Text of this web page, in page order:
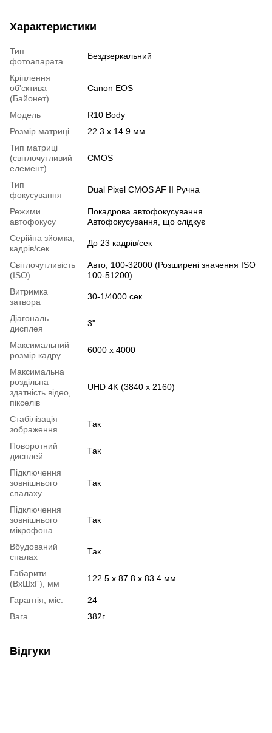
Характеристики
Тип
фотоапарата
Бездзеркальний
Кріплення
об'єктива
(Байонет)
Canon EOS
Модель
R10 Body
Розмір матриці
22.3 x 14.9 мм
Тип матриці
(світлочутливий
елемент)
CMOS
Тип
фокусування
Dual Pixel CMOS AF II Ручна
Режими
автофокусу
Покадрова автофокусування.
Автофокусування, що слідкує
Серійна зйомка,
кадрів/сек
До 23 кадрів/сек
Світлочутливість
(ISO)
Авто, 100-32000 (Розширені значення ISO
100-51200)
Витримка
затвора
30-1/4000 сек
Діагональ
дисплея
3"
Максимальний
розмір кадру
6000 x 4000
Максимальна
роздільна
здатність відео,
пікселів
UHD 4K (3840 x 2160)
Cтабілізація
зображення
Так
Поворотний
дисплей
Так
Підключення
зовнішнього
спалаху
Так
Підключення
зовнішнього
мікрофона
Так
Вбудований
спалах
Так
Габарити
(ВхШхГ), мм
122.5 x 87.8 x 83.4 мм
Гарантія, міс.
24
Вага
382г
Відгуки